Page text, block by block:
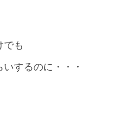
でも
いするのに・・・